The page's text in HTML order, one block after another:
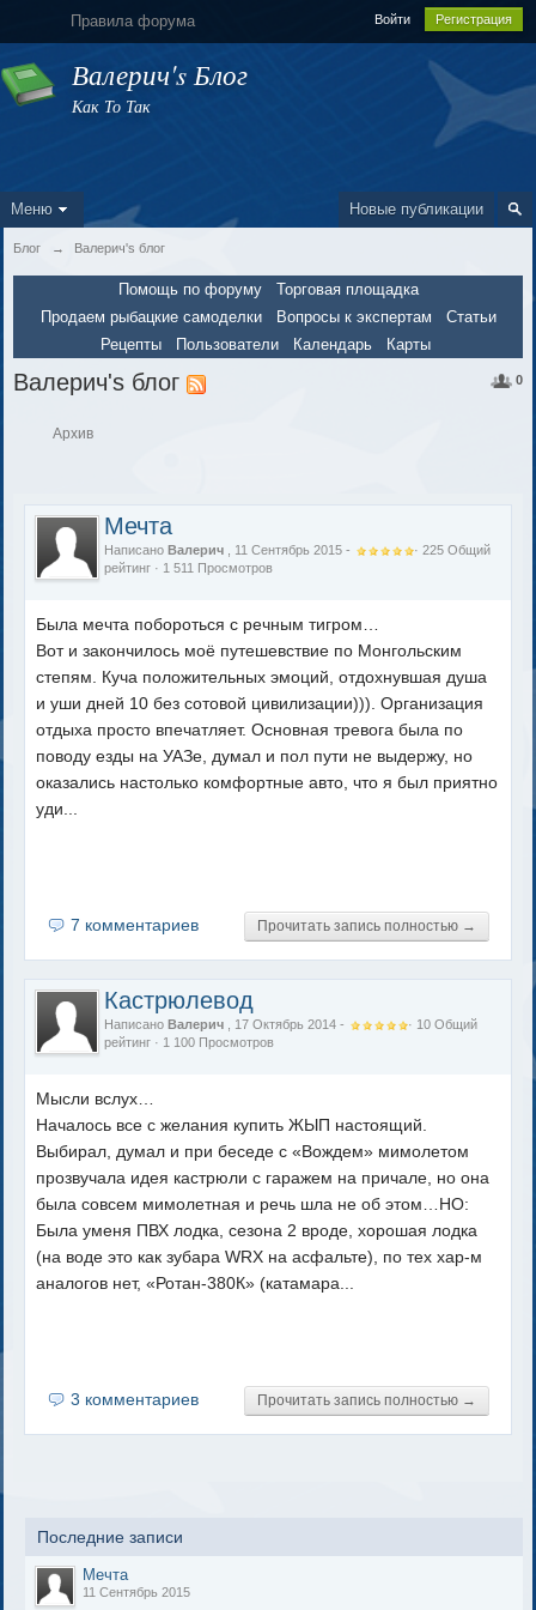
Правила форума Войти Регистрация
Валерич's Блог
Как То Так
Новые публикации
Меню
Блог → Валерич's блог
Помощь по форуму
Торговая площадка
Продаем рыбацкие самоделки
Вопросы к экспертам
Статьи
Рецепты
Пользователи Календарь Карты
0
Валерич's блог
Архив
Мечта
НаписаноВалерич , 11 Сентябрь 2015 - ·225 Общий
рейтинг · 1 511 Просмотров
Была мечта побороться с речным тигром…
Вот и закончилось моё путешевствие по Монгольским
степям. Куча положительных эмоций, отдохнувшая душа
и уши дней 10 без сотовой цивилизации))). Организация
отдыха просто впечатляет. Основная тревога была по
поводу езды на УАЗе, думал и пол пути не выдержу, но
оказались настолько комфортные авто, что я был приятно
уди...
Прочитать запись полностью →
7 комментариев
Кастрюлевод
НаписаноВалерич , 17 Октябрь 2014 - · 10 Общий
рейтинг · 1 100 Просмотров
Мысли вслух…
Началось все с желания купить ЖЫП настоящий.
Выбирал, думал и при беседе с «Вождем» мимолетом
прозвучала идея кастрюли с гаражем на причале, но она
была совсем мимолетная и речь шла не об этом…НО:
Была уменя ПВХ лодка, сезона 2 вроде, хорошая лодка
(на воде это как зубара WRX на асфальте), по тех хар-м
аналогов нет, «Ротан-380К» (катамара...
Прочитать запись полностью →
3 комментариев
Последние записи
Мечта
11 Сентябрь 2015